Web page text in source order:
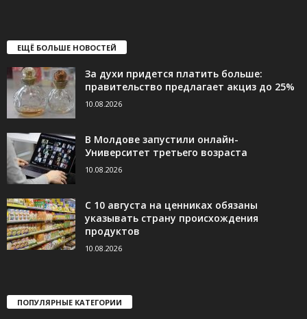
ЕЩЁ БОЛЬШЕ НОВОСТЕЙ
За духи придется платить больше:
правительство предлагает акциз до 25%
10.08.2026
В Молдове запустили онлайн-
Университет третьего возраста
10.08.2026
С 10 августа на ценниках обязаны
указывать страну происхождения
продуктов
10.08.2026
ПОПУЛЯРНЫЕ КАТЕГОРИИ